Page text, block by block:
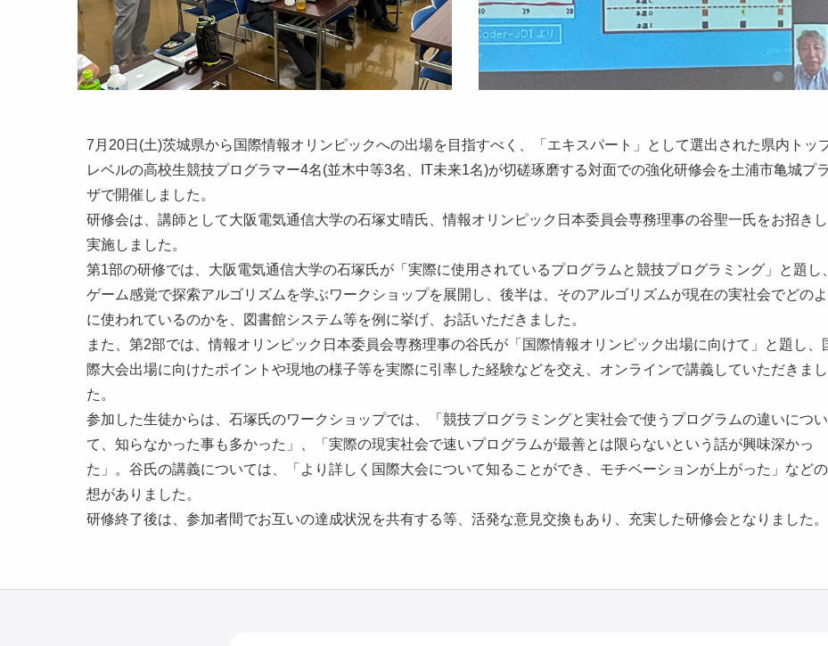
7月20日(土)茨城県から国際情報オリンピックへの出場を目指すべく、「エキスパート」として選出された県内トッ
レベルの高校生競技プログラマー4名(並木中等3名、IT未来1名)が切磋琢磨する対面での強化研修会を土浦市亀城プラ
ザで開催しました。
研修会は、講師として大阪電気通信大学の石塚丈晴氏、情報オリンピック日本委員会専務理事の谷聖一氏をお招きし
実施しました。
第1部の研修では、大阪電気通信大学の石塚氏が「実際に使用されているプログラムと競技プログラミング」と題し、
ゲーム感覚で探索アルゴリズムを学ぶワークショップを展開し、後半は、そのアルゴリズムが現在の実社会でどのよ
に使われているのかを、図書館システム等を例に挙げ、お話いただきました。
また、第2部では、情報オリンピック日本委員会専務理事の谷氏が「国際情報オリンピック出場に向けて」と題し、
際大会出場に向けたポイントや現地の様子等を実際に引率した経験などを交え、オンラインで講義していただきまし
た。
参加した生徒からは、石塚氏のワークショップでは、「競技プログラミングと実社会で使うプログラムの違いについ
て、知らなかった事も多かった」、「実際の現実社会で速いプログラムが最善とは限らないという話が興味深かっ
た」。谷氏の講義については、「より詳しく国際大会について知ることができ、モチベーションが上がった」など
想がありました。
研修終了後は、参加者間でお互いの達成状況を共有する等、活発な意見交換もあり、充実した研修会となりました。